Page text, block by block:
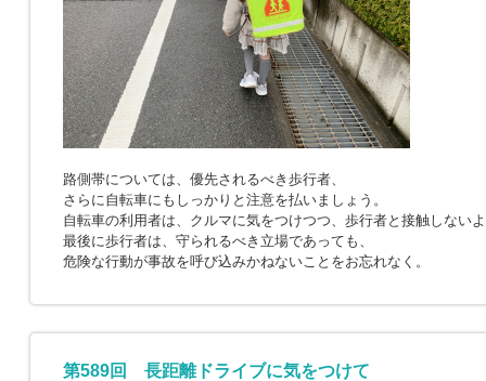
路側帯については、優先されるべき歩行者、
さらに自転車にもしっかりと注意を払いましょう。
自転車の利用者は、クルマに気をつけつつ、歩行者と接触しない
最後に歩行者は、守られるべき立場であっても、
危険な行動が事故を呼び込みかねないことをお忘れなく。
第589回 長距離ドライブに気をつけて